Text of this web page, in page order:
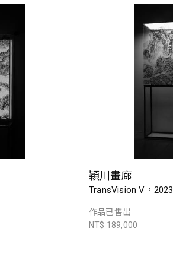
穎川畫廊
TransVision V，2023
作品已售出
NT$ 189,000